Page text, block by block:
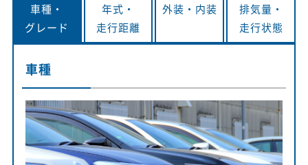
車種・
グレード
年式・
走行距離
外装・ 内装
排気量・
走行状態
車種